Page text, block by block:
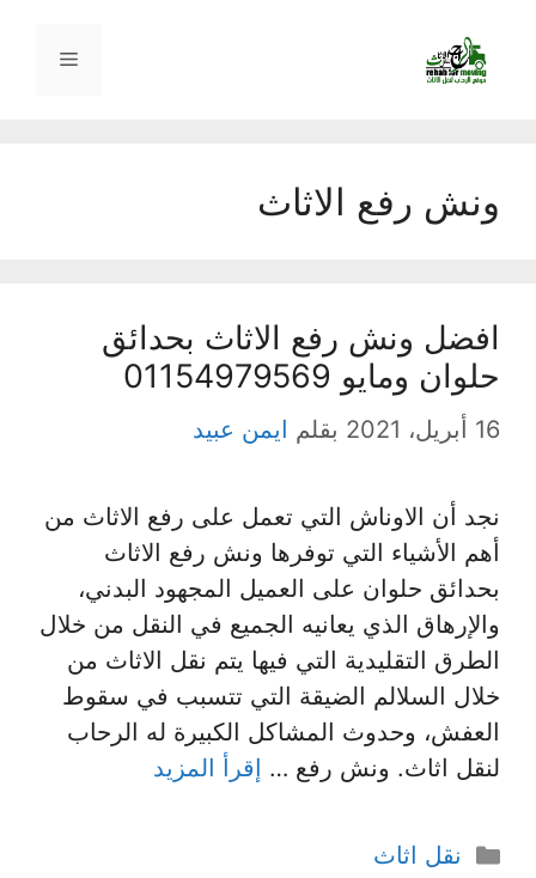
المحتوى
القائمة
ونش رفع الاثاث
افضل ونش رفع الاثاث بحدائق
حلوان ومايو 01154979569
16 أبريل، 2021 بقلم ايمن عبيد
نجد أن الاوناش التي تعمل على رفع الاثاث من
أهم الأشياء التي توفرها ونش رفع الاثاث
بحدائق حلوان على العميل المجهود البدني،
والإرهاق الذي يعانيه الجميع في النقل من خلال
الطرق التقليدية التي فيها يتم نقل الاثاث من
خلال السلالم الضيقة التي تتسبب في سقوط
العفش، وحدوث المشاكل الكبيرة له الرحاب
لنقل اثاث. ونش رفع … إقرأ المزيد
التصنيفات
نقل اثاث